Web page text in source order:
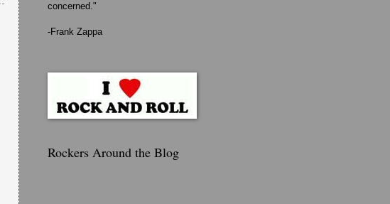
concerned."
-Frank Zappa
Rockers Around the Blog